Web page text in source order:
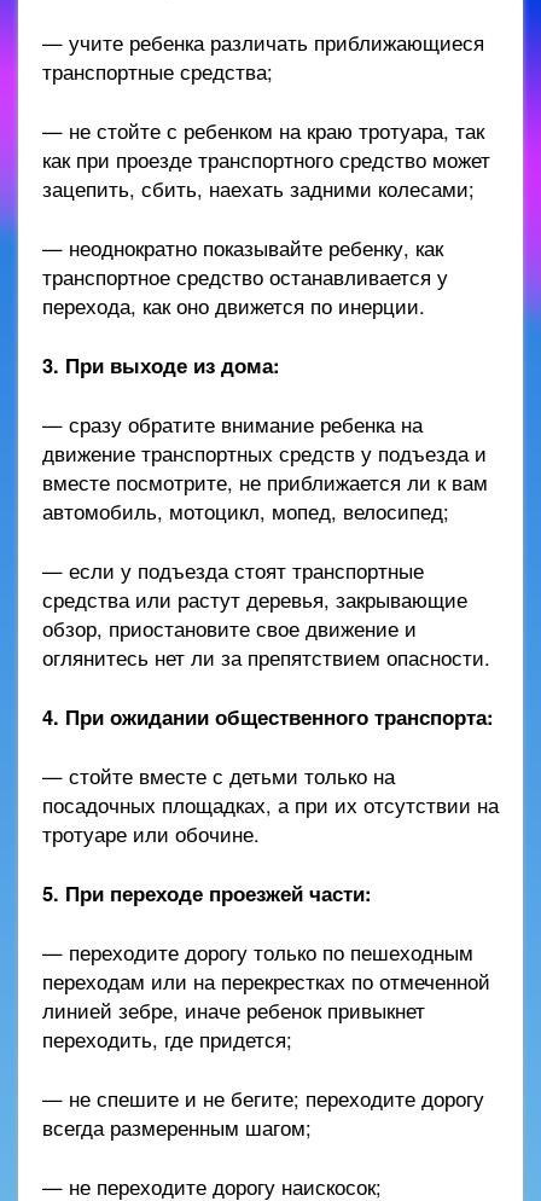
— учите ребенка различать приближающиеся
транспортные средства;
— не стойте с ребенком на краю тротуара, так
как при проезде транспортного средство может
зацепить, сбить, наехать задними колесами;
— неоднократно показывайте ребенку, как
транспортное средство останавливается у
перехода, как оно движется по инерции.
3. При выходе из дома:
— сразу обратите внимание ребенка на
движение транспортных средств у подъезда и
вместе посмотрите, не приближается ли к вам
автомобиль, мотоцикл, мопед, велосипед;
— если у подъезда стоят транспортные
средства или растут деревья, закрывающие
обзор, приостановите свое движение и
оглянитесь нет ли за препятствием опасности.
4. При ожидании общественного транспорта:
— стойте вместе с детьми только на
посадочных площадках, а при их отсутствии на
тротуаре или обочине.
5. При переходе проезжей части:
— переходите дорогу только по пешеходным
переходам или на перекрестках по отмеченной
линией зебре, иначе ребенок привыкнет
переходить, где придется;
— не спешите и не бегите; переходите дорогу
всегда размеренным шагом;
— не переходите дорогу наискосок;